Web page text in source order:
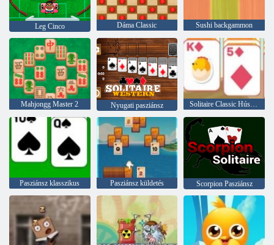
Leg Cinco Dáma Classic Sushi backgammon
Mahjongg Master 2 Nyugati pasziánsz Solitaire Classic Húsvét
Pasziánsz klasszikus Pasziánsz küldetés Scorpion Pasziánsz